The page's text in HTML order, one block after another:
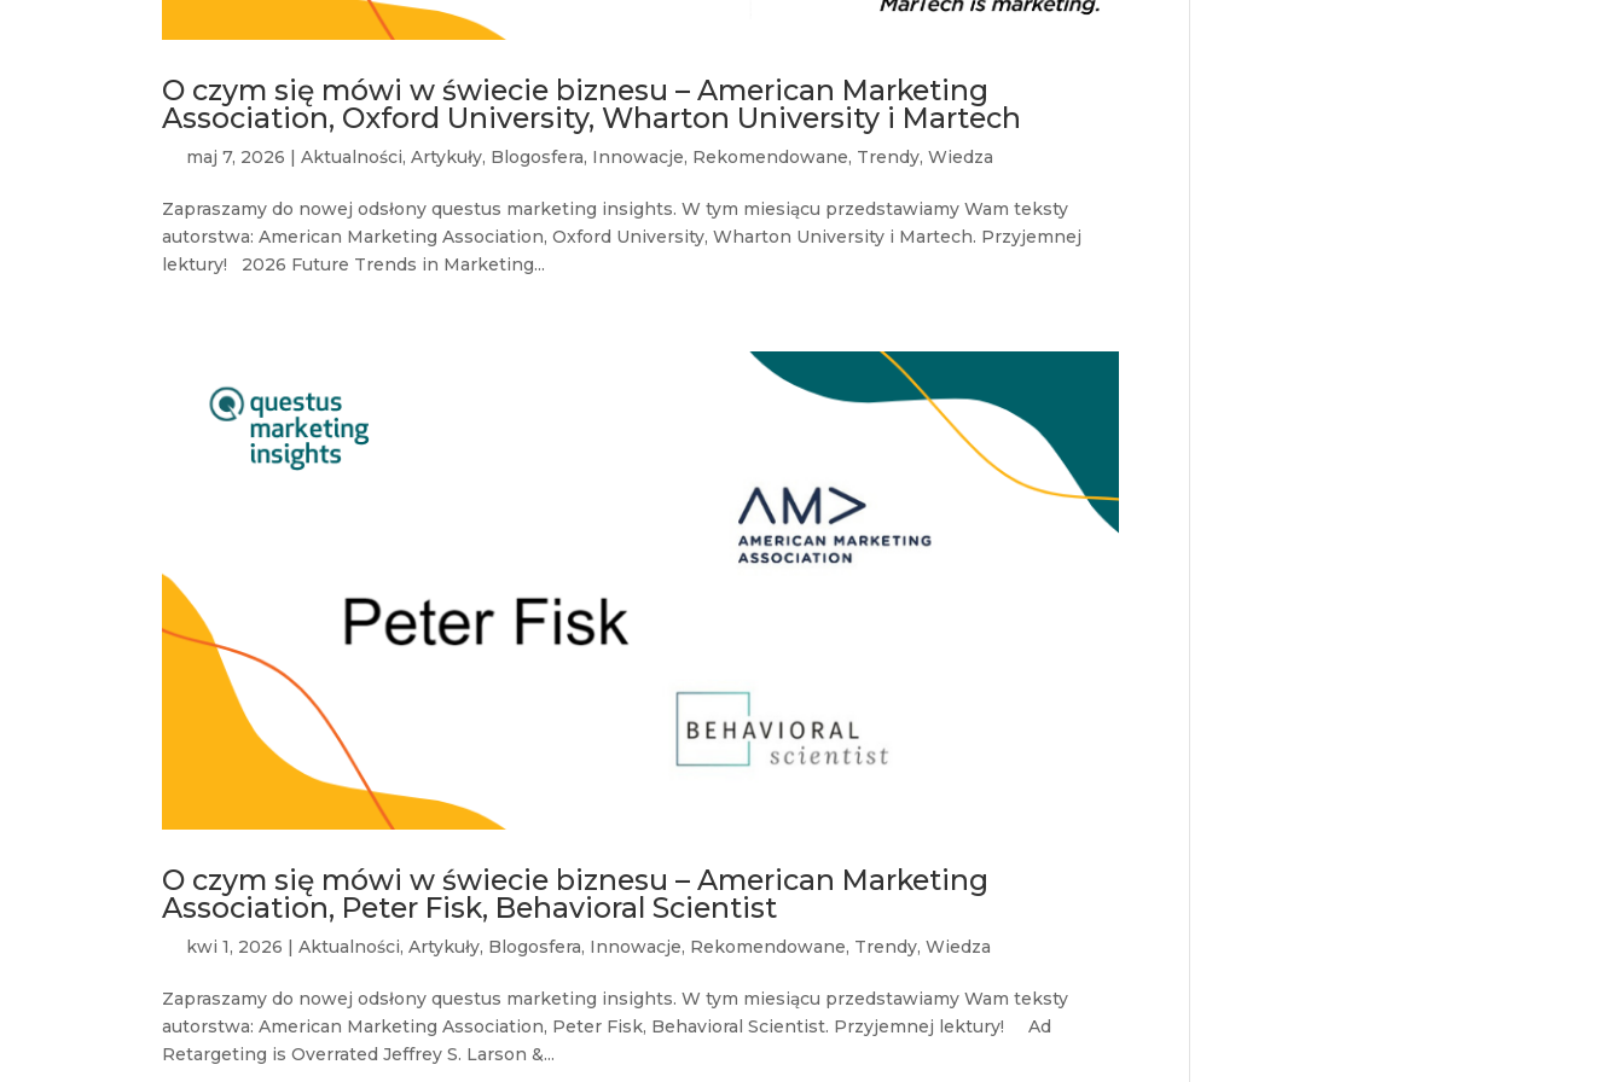
O czym się mówi w świecie biznesu – American Marketing
Association, Oxford University, Wharton University i Martech
maj 7, 2026 |Aktualności,Artykuły, Blogosfera, Innowacje, Rekomendowane, Trendy,Wiedza
Zapraszamy do nowej odsłony questus marketing insights. W tym miesiącu przedstawiamy Wam teksty
autorstwa: American Marketing Association, Oxford University, Wharton University i Martech. Przyjemnej
lektury! 2026 Future Trends in Marketing...
O czym się mówi w świecie biznesu – American Marketing
Association, Peter Fisk, Behavioral Scientist
kwi 1, 2026 |Aktualności,Artykuły, Blogosfera, Innowacje, Rekomendowane, Trendy,Wiedza
Zapraszamy do nowej odsłony questus marketing insights. W tym miesiącu przedstawiamy Wam teksty
autorstwa: American Marketing Association, Peter Fisk, Behavioral Scientist. Przyjemnej lektury! Ad
Retargeting is Overrated Jeffrey S. Larson &...